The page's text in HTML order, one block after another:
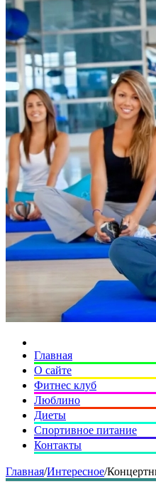
Главная
О сайте
Фитнес клуб
Люблино
Диеты
Спортивное питание
Контакты
Главная/Интересное/